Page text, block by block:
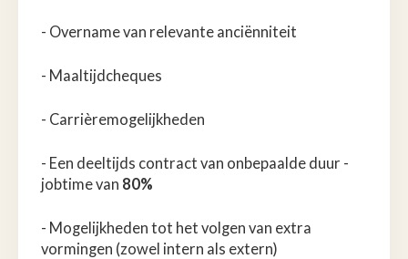
- Overname van relevante anciënniteit
- Maaltijdcheques
- Carrièremogelijkheden
- Een deeltijds contract van onbepaalde duur -
jobtime van 80%
- Mogelijkheden tot het volgen van extra
vormingen (zowel intern als extern)